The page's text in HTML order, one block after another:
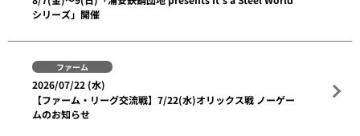
シリーズ」開催
ファーム
2026/07/22 (水)
【ファーム・リーグ交流戦】7/22(水)オリックス戦 ノーゲー
ムのお知らせ